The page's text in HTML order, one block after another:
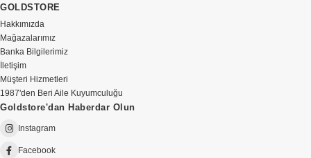
GOLDSTORE
Hakkımızda
Mağazalarımız
Banka Bilgilerimiz
İletişim
Müşteri Hizmetleri
1987'den Beri Aile Kuyumculuğu
Goldstore'dan Haberdar Olun
Instagram
Facebook